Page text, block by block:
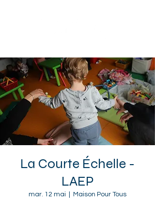
La Courte Échelle -
LAEP
mar. 12 mai Maison Pour Tous